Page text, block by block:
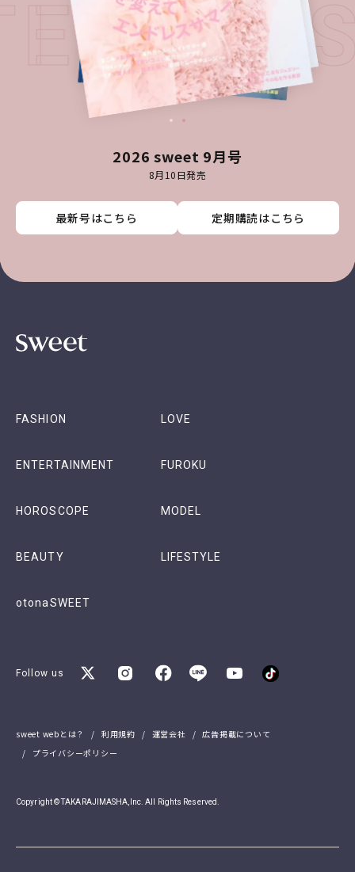
2026 sweet 9月号
8月10日発売
最新号はこちら 定期購読はこちら
最新号はこちら 定期購読はこちら
最新号はこちら 定期購読はこちら
最新号はこちら 定期購読はこちら
FASHION LOVE
ENTERTAINMENT FUROKU
HOROSCOPE MODEL
BEAUTY LIFESTYLE
otonaSWEET
Follow us
sweet webとは？ 利用規約 運営会社
広告掲載について
プライバシーポリシー
Copyright © TAKARAJIMASHA,Inc. All Rights Reserved.